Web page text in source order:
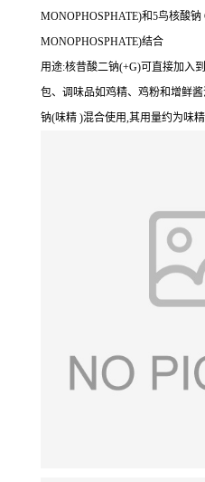
MONOPHOSPHATE)和5鸟核酸
MONOPHOSPHATE)结合
用途:核昔酸二钠(+G)可直接加入
包、调味品如鸡精、鸡粉和增鲜
钠(味精 )混合使用,其用量约为味精